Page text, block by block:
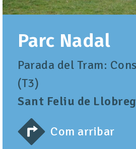
Parc Nadal
Parada del Tram:
(T3)
Sant Feliu de
Com arribar